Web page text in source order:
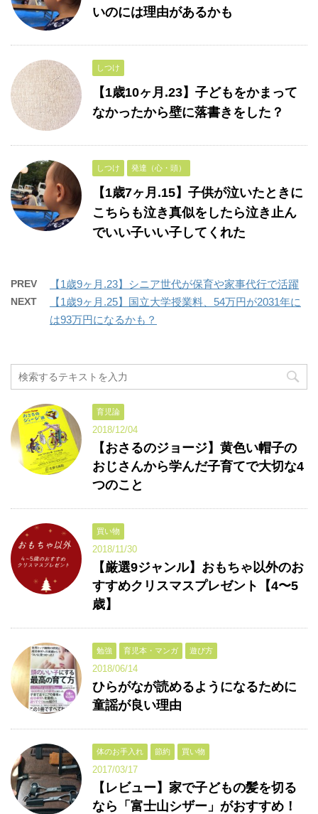
いのには理由があるかも
しつけ
【1歳10ヶ月.23】子どもをかまって
なかったから壁に落書きをした？
しつけ 発達（心・頭）
【1歳7ヶ月.15】子供が泣いたときに
こちらも泣き真似をしたら泣き止ん
でいい子いい子してくれた
PREV 【1歳9ヶ月.23】シニア世代が保育や家事代行で活躍
NEXT
【1歳9ヶ月.25】国立大学授業料、54万円が2031年に
は93万円になるかも？
育児論
2018/12/04
【おさるのジョージ】黄色い帽子の
おじさんから学んだ子育てで大切な4
つのこと
買い物
2018/11/30
【厳選9ジャンル】おもちゃ以外のお
すすめクリスマスプレゼント【4〜5
歳】
勉強 育児本・マンガ 遊び方
2018/06/14
ひらがなが読めるようになるために
童謡が良い理由
体のお手入れ 節約 買い物
2017/03/17
【レビュー】家で子どもの髪を切る
なら「富士山シザー」がおすすめ！